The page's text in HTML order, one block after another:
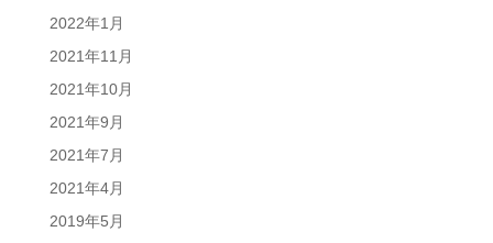
2022年1月
2021年11月
2021年10月
2021年9月
2021年7月
2021年4月
2019年5月